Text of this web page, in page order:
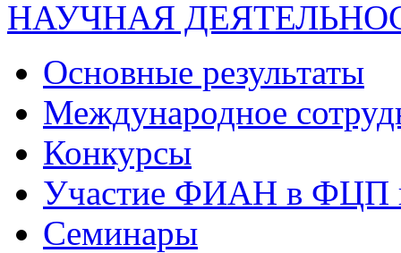
НАУЧНАЯ
Основные результаты
Международное
Конкурсы
Участие ФИАН в ФЦП
Семинары